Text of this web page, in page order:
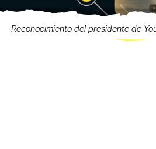
Reconocimiento del presidente de